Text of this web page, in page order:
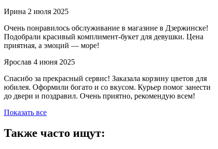
Ирина 2 июля 2025
Очень понравилось обслуживание в магазине в Дзержинске!
Подобрали красивый комплимент-букет для девушки. Цена
приятная, а эмоций — море!
Ярослав 4 июня 2025
Спасибо за прекрасный сервис! Заказала корзину цветов для
юбилея. Оформили богато и со вкусом. Курьер помог занести
до двери и поздравил. Очень приятно, рекомендую всем!
Показать все
Также часто ищут: